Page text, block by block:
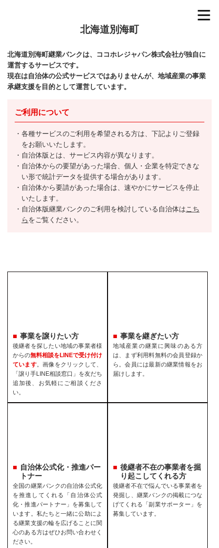
北海道別海町
北海道別海町継業バンクは、ココホレジャパン株式会社が独自に
運営するサービスです。
現在は自治体の公式サービスではありませんが、地域産業の事業
承継支援を目的として運営しています。
ご利用について
各種サービスのご利用を希望される方は、下記よりご登録
をお願いいたします。
自治体版とは、サービス内容が異なります。
自治体からの要望があった場合、個人・企業を特定できな
い形で統計データを提供する場合があります。
自治体から要請があった場合は、速やかにサービスを停止
いたします。
自治体版継業バンクのご利用を検討している自治体はこち
らをご覧ください。
事業を譲りたい方
後継者を探したい地域の事業者様
からの無料相談をLINEで受け付け
ています。画像をクリックして、
「譲り手LINE相談窓口」を友だち
追加後、お気軽にご相談くださ
い。
事業を継ぎたい方
地域産業の継業に興味のある方
は、まず利用料無料の会員登録か
ら。会員には最新の継業情報をお
届けします。
自治体公式化・推進パー
トナー
全国の継業バンクの自治体公式化
を推進してくれる「自治体公式
化・推進パートナー」を募集して
います。私たちと一緒に公助によ
る継業支援の輪を広げることに関
心のある方はぜひお問い合わせく
ださい。
後継者不在の事業者を掘
り起こしてくれる方
後継者不在で悩んでいる事業者を
発掘し、継業バンクの掲載につな
げてくれる「副業サポーター」を
募集しています。